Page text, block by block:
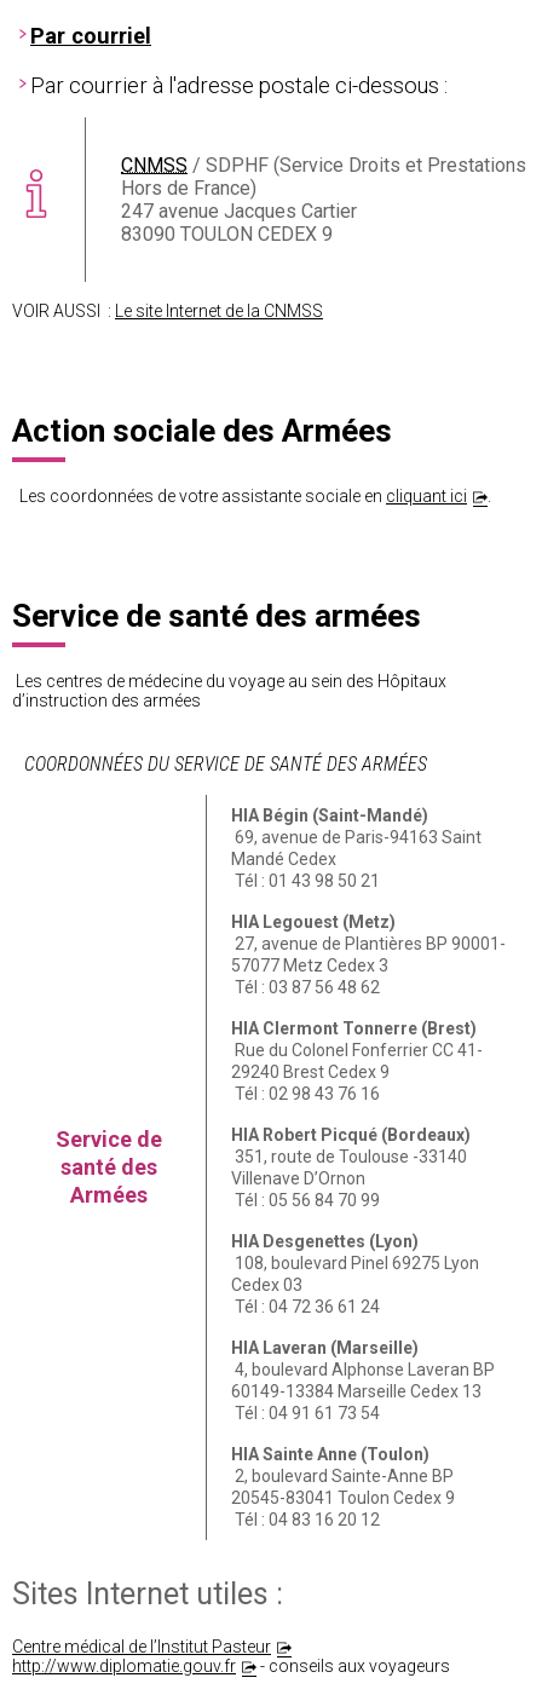
Par courriel
Par courrier à l'adresse postale ci-dessous :
CNMSS / SDPHF (Service Droits et Prestations
Hors de France)
247 avenue Jacques Cartier
83090 TOULON CEDEX 9
VOIR AUSSI : Le site Internet de la CNMSS
Action sociale des Armées
Les coordonnées de votre assistante sociale en cliquant ici
Service de santé des armées
Les centres de médecine du voyage au sein des Hôpitaux
d’instruction des armées
COORDONNÉES DU SERVICE DE SANTÉ DES ARMÉES
Service de
santé des
Armées
HIA Bégin (Saint-Mandé)
69, avenue de Paris-94163 Saint
Mandé Cedex
Tél : 01 43 98 50 21
HIA Legouest (Metz)
27, avenue de Plantières BP 90001-
57077 Metz Cedex 3
Tél : 03 87 56 48 62
HIA Clermont Tonnerre (Brest)
Rue du Colonel Fonferrier CC 41-
29240 Brest Cedex 9
Tél : 02 98 43 76 16
HIA Robert Picqué (Bordeaux)
351, route de Toulouse -33140
Villenave D’Ornon
Tél : 05 56 84 70 99
HIA Desgenettes (Lyon)
108, boulevard Pinel 69275 Lyon
Cedex 03
Tél : 04 72 36 61 24
HIA Laveran (Marseille)
4, boulevard Alphonse Laveran BP
60149-13384 Marseille Cedex 13
Tél : 04 91 61 73 54
HIA Sainte Anne (Toulon)
2, boulevard Sainte-Anne BP
20545-83041 Toulon Cedex 9
Tél : 04 83 16 20 12
Sites Internet utiles :
Centre médical de l’Institut Pasteur
http://www.diplomatie.gouv.fr
- conseils aux voyageurs